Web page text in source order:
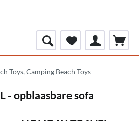
Toys, Camping Beach Toys
- opblaasbare sofa